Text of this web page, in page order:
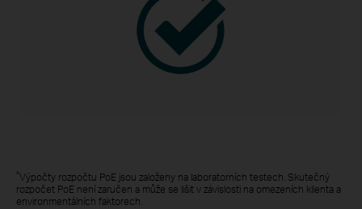
*Výpočty rozpočtu PoE jsou založeny na laboratorních testech. Skutečný
rozpočet PoE není zaručen a může se lišit v závislosti na omezeních klienta a
environmentálních faktorech.